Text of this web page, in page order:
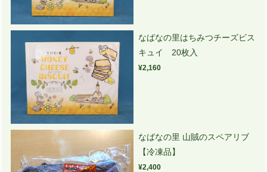
なばなの里はちみつチーズビス
キュイ 20枚入
¥2,160
なばなの里 山賊のスペアリブ
【冷凍品】
¥2,400